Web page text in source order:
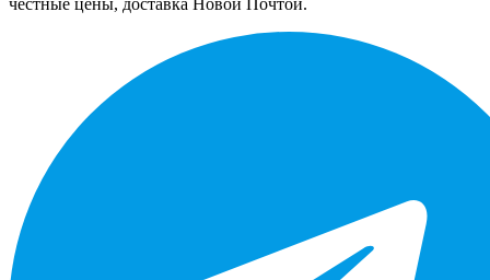
честные цены, доставка Новой Почтой.